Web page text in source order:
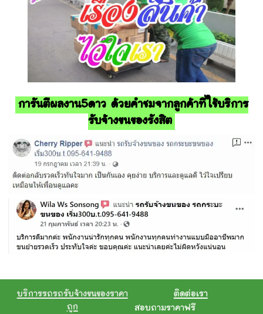
การันตีผลงาน5ดาว ด้วยคำชมจากลูกค้าที่ใช้บริการ
รับจ้างขนของรังสิต
บริการรถรถรับจ้างขนของราคา
ถูก
ติดต่อเรา
สอบถามราคาฟรี